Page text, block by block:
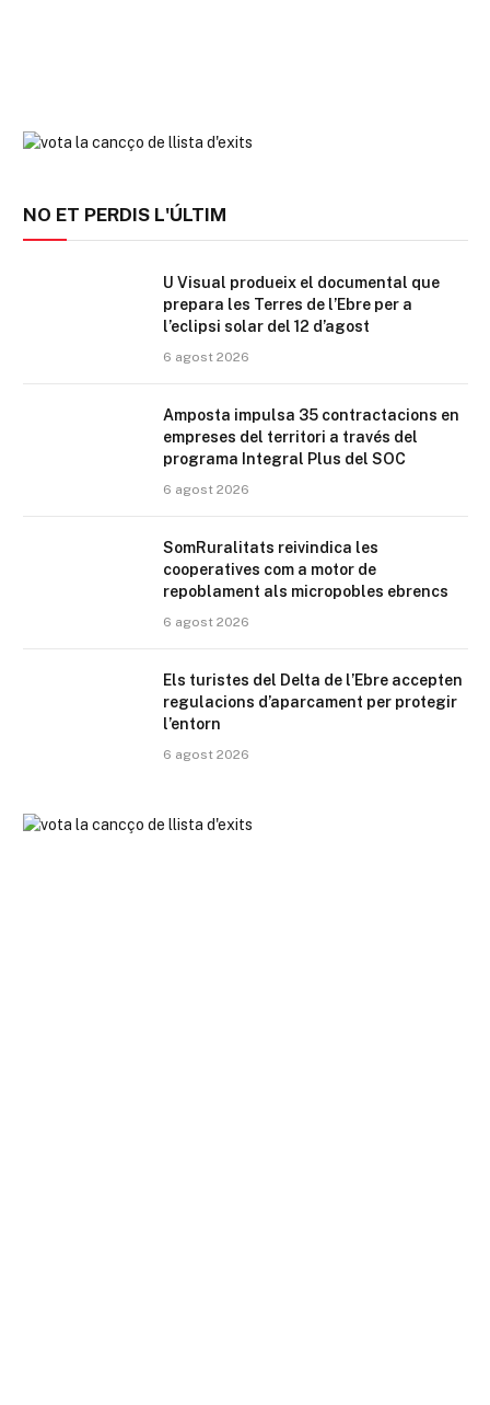
NO ET PERDIS L'ÚLTIM
U Visual produeix el documental que
prepara les Terres de l’Ebre per a
l’eclipsi solar del 12 d’agost
6 agost 2026
Amposta impulsa 35 contractacions en
empreses del territori a través del
programa Integral Plus del SOC
6 agost 2026
SomRuralitats reivindica les
cooperatives com a motor de
repoblament als micropobles ebrencs
6 agost 2026
Els turistes del Delta de l’Ebre accepten
regulacions d’aparcament per protegir
l’entorn
6 agost 2026